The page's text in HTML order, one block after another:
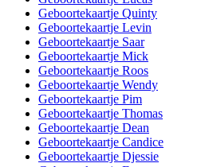
Geboortekaartje Quinty
Geboortekaartje Levin
Geboortekaartje Saar
Geboortekaartje Mick
Geboortekaartje Roos
Geboortekaartje Wendy
Geboortekaartje Pim
Geboortekaartje Thomas
Geboortekaartje Dean
Geboortekaartje Candice
Geboortekaartje Djessie